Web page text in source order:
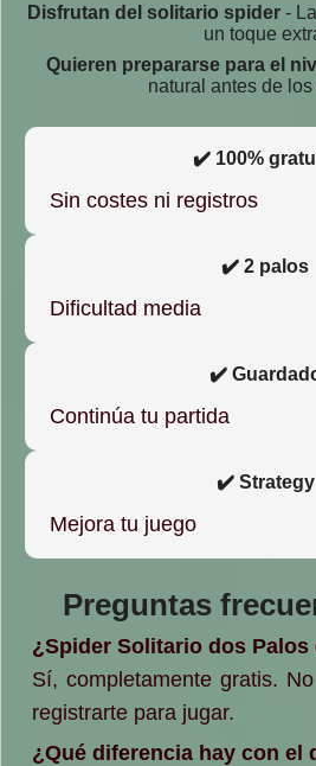
Disfrutan del solitario spider -
un toque
Quieren prepararse para el
natural antes de
✔️ 100%
Sin costes ni registros
✔️ 2 palos
Dificultad media
✔️
Continúa tu partida
✔️ Strategy
Mejora tu juego
Preguntas
¿Spider Solitario dos Palos
Sí, completamente gratis.
registrarte para jugar.
¿Qué diferencia hay con el